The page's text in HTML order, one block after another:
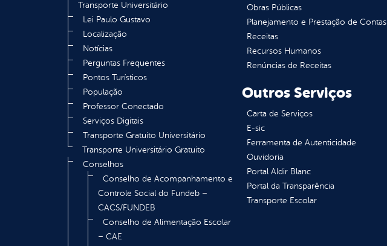
Transporte Universitário
Lei Paulo Gustavo
Localização
Notícias
Perguntas Frequentes
Pontos Turísticos
População
Professor Conectado
Serviços Digitais
Transporte Gratuito Universitário
Transporte Universitário Gratuito
Conselhos
Conselho de Acompanhamento e
Controle Social do Fundeb –
CACS/FUNDEB
Conselho de Alimentação Escolar
– CAE
Obras Públicas
Planejamento e Prestação de Contas
Receitas
Recursos Humanos
Renúncias de Receitas
Outros Serviços
Carta de Serviços
E-sic
Ferramenta de Autenticidade
Ouvidoria
Portal Aldir Blanc
Portal da Transparência
Transporte Escolar